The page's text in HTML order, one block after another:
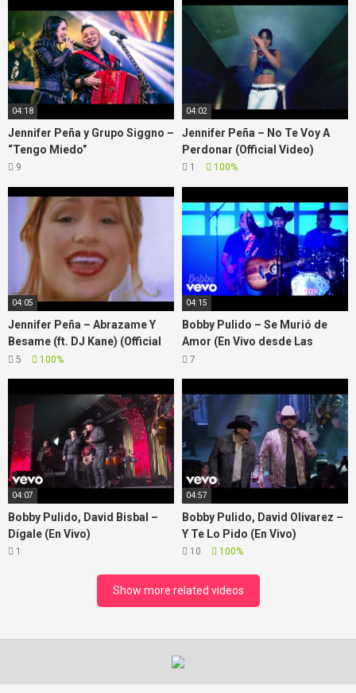
04:18
Jennifer Peña y Grupo Siggno –
“Tengo Miedo”
9
04:02
Jennifer Peña – No Te Voy A
Perdonar (Official Video)
1 100%
04:05
Jennifer Peña – Abrazame Y
Besame (ft. DJ Kane) (Official
Video)
5 100%
04:15
Bobby Pulido – Se Murió de
Amor (En Vivo desde Las
Vegas)
7
04:07
Bobby Pulido, David Bisbal –
Dígale (En Vivo)
1
04:57
Bobby Pulido, David Olivarez –
Y Te Lo Pido (En Vivo)
10 100%
Show more related videos